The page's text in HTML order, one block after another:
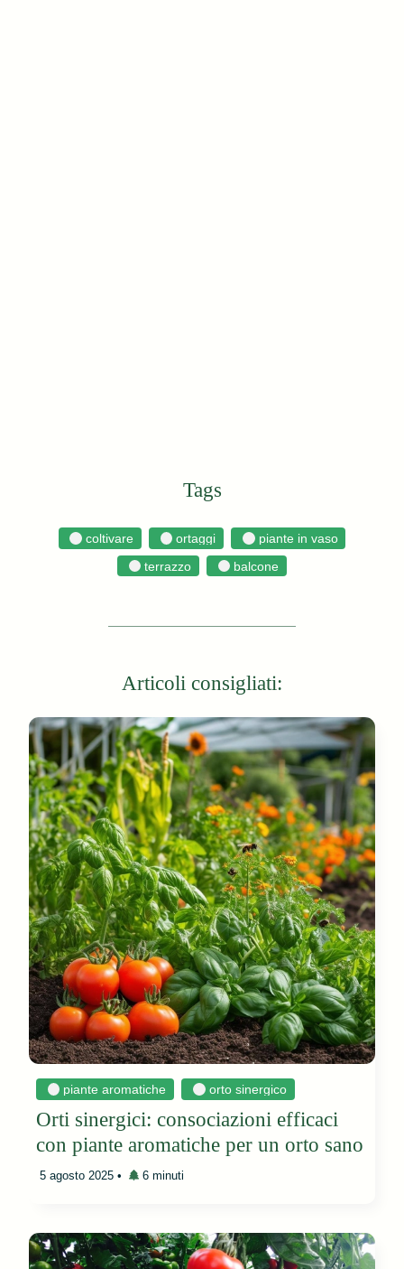
Tags
coltivare ortaggi piante in vaso
terrazzo balcone
Articoli consigliati:
piante aromatiche orto sinergico
Orti sinergici: consociazioni efficaci
con piante aromatiche per un orto sano
5 agosto 2025 • 6 minuti